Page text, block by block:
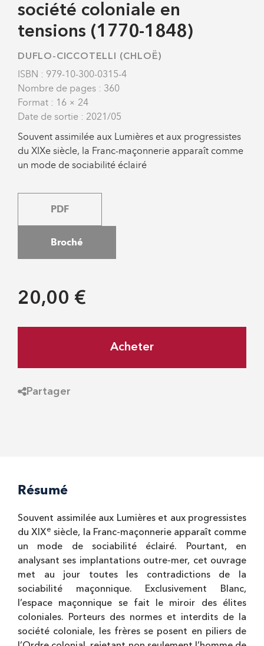
société coloniale en
tensions (1770-1848)
DUFLO-CICCOTELLI (CHLOË)
ISBN : 979-10-300-0315-4
Nombre de pages : 360
Format : 16 × 24
Date de sortie : 2021/05
Souvent assimilée aux Lumières et aux progressistes
du XIXe siècle, la Franc-maçonnerie apparaît comme
un mode de sociabilité éclairé
PDF
Broché
20,00 €
Acheter
Partager
Résumé
Souvent assimilée aux Lumières et aux progressistes
du XIXe siècle, la Franc-maçonnerie apparaît comme
un mode de sociabilité éclairé. Pourtant, en
analysant ses implantations outre-mer, cet ouvrage
met au jour toutes les contradictions de la
sociabilité maçonnique. Exclusivement Blanc,
l’espace maçonnique se fait le miroir des élites
coloniales. Porteurs des normes et interdits de la
société coloniale, les frères se posent en piliers de